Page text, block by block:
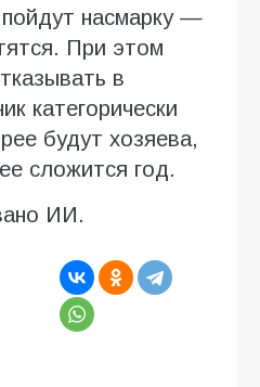
насмарку —
При этом
в
категорически
будут хозяева,
сложится год.
ИИ.